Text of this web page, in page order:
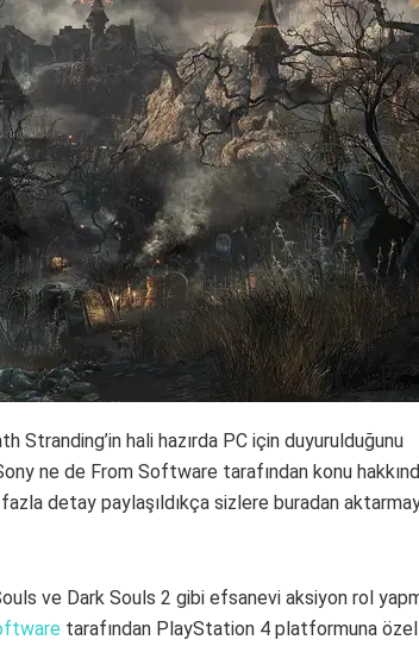
hali hazırda PC için duyurulduğunu
ne de From Software tarafından konu
detay paylaşıldıkça sizlere buradan
ve Dark Souls 2 gibi efsanevi aksiyon rol
tarafından PlayStation 4 platformuna özel